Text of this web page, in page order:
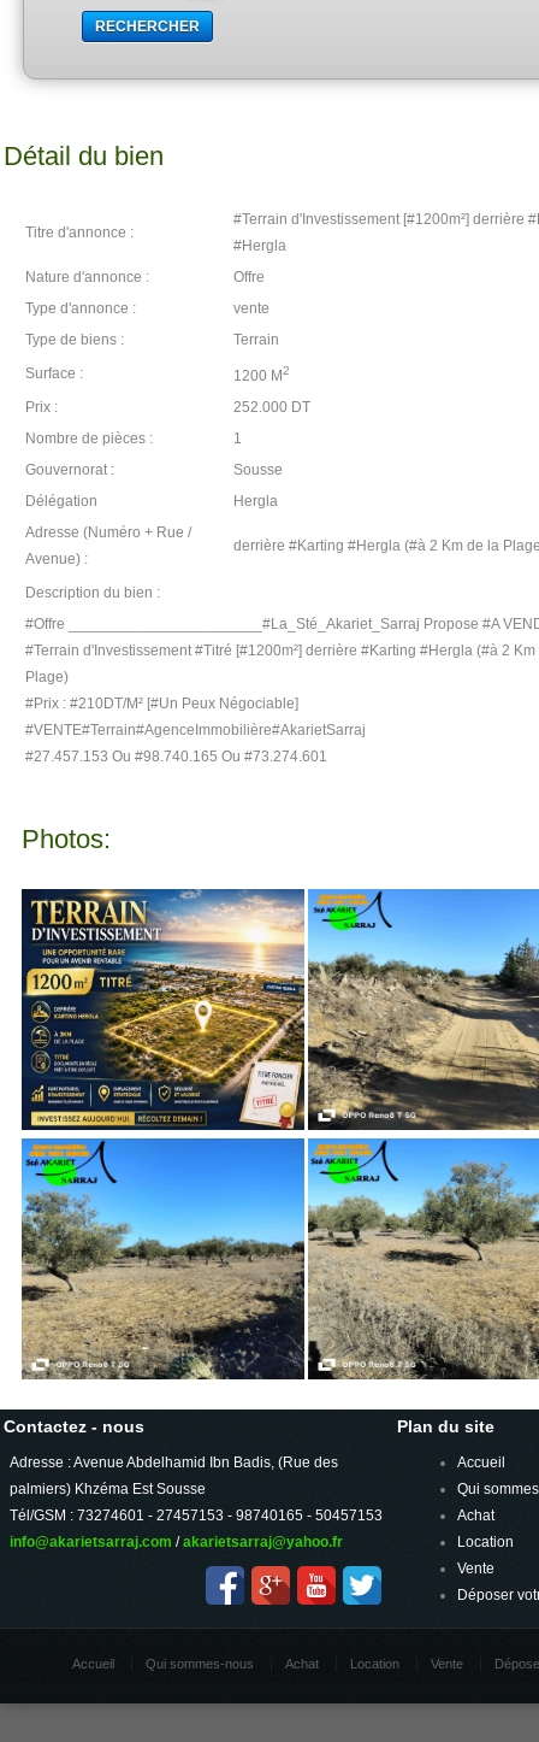
Détail du bien
Titre d'annonce :
#Terrain d'Investissement [#1200m²] derrière
#Hergla
Nature d'annonce :
Offre
Type d'annonce :
vente
Type de biens :
Terrain
Surface :
1200 M2
Prix :
252.000 DT
Nombre de pièces :
1
Gouvernorat :
Sousse
Délégation
Hergla
Adresse (Numéro + Rue /
Avenue) :
derrière #Karting #Hergla (#à 2 Km de la
Description du bien :
#Offre _______________________#La_Sté_Akariet_Sarraj Propose #A
#Terrain d'Investissement #Titré [#1200m²] derrière #Karting #Hergla (#à 2 Km
Plage)
#Prix : #210DT/M² [#Un Peux Négociable]
#VENTE#Terrain#AgenceImmobilière#AkarietSarraj
#27.457.153 Ou #98.740.165 Ou #73.274.601
Photos:
Contactez - nous
Adresse : Avenue Abdelhamid Ibn Badis, (Rue des
palmiers) Khzéma Est Sousse
Tél/GSM : 73274601 - 27457153 - 98740165 - 50457153
info@akarietsarraj.com /akarietsarraj@yahoo.fr
Plan du site
Accueil
Qui
Achat
Location
Vente
Déposer
Accueil Qui sommes-nous Achat Location Vente